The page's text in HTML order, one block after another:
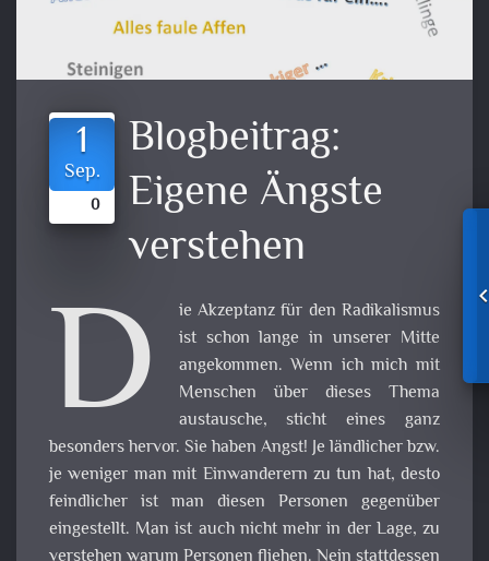
1
Sep.
0
Blogbeitrag:
Eigene Ängste
verstehen
D
ie Akzeptanz für den Radikalismus
ist schon lange in unserer Mitte
angekommen. Wenn ich mich mit
Menschen über dieses Thema
austausche, sticht eines ganz
besonders hervor. Sie haben Angst! Je ländlicher bzw.
je weniger man mit Einwanderern zu tun hat, desto
feindlicher ist man diesen Personen gegenüber
eingestellt. Man ist auch nicht mehr in der Lage, zu